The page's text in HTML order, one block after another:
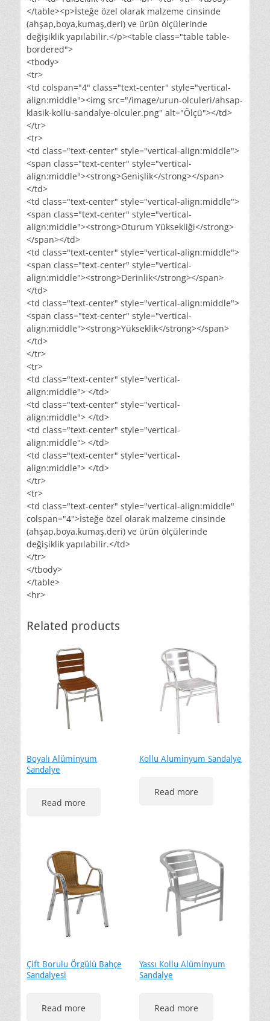
</table><p>İsteğe özel olarak malzeme cinsinde
(ahşap,boya,kumaş,deri) ve ürün ölçülerinde
değişiklik yapılabilir.</p><table class="table table-
bordered">
<tbody>
<tr>
<td colspan="4" class="text-center" style="vertical-
align:middle"><img src="/image/urun-olculeri/ahsap-
klasik-kollu-sandalye-olculer.png" alt="Ölçü"></td>
</tr>
<tr>
<td class="text-center" style="vertical-align:middle">
<span class="text-center" style="vertical-
align:middle"><strong>Genişlik</strong></span>
</td>
<td class="text-center" style="vertical-align:middle">
<span class="text-center" style="vertical-
align:middle"><strong>Oturum Yüksekliği</strong>
</span></td>
<td class="text-center" style="vertical-align:middle">
<span class="text-center" style="vertical-
align:middle"><strong>Derinlik</strong></span>
</td>
<td class="text-center" style="vertical-align:middle">
<span class="text-center" style="vertical-
align:middle"><strong>Yükseklik</strong></span>
</td>
</tr>
<tr>
<td class="text-center" style="vertical-
align:middle"> </td>
<td class="text-center" style="vertical-
align:middle"> </td>
<td class="text-center" style="vertical-
align:middle"> </td>
<td class="text-center" style="vertical-
align:middle"> </td>
</tr>
<tr>
<td class="text-center" style="vertical-align:middle"
colspan="4">İsteğe özel olarak malzeme cinsinde
(ahşap,boya,kumaş,deri) ve ürün ölçülerinde
değişiklik yapılabilir.</td>
</tr>
</tbody>
</table>
<hr>
Related products
Boyalı Alüminyum
Sandalye
Read more
Kollu Aluminyum Sandalye
Read more
Çift Borulu Örgülü Bahçe
Sandalyesi
Read more
Yassı Kollu Alüminyum
Sandalye
Read more